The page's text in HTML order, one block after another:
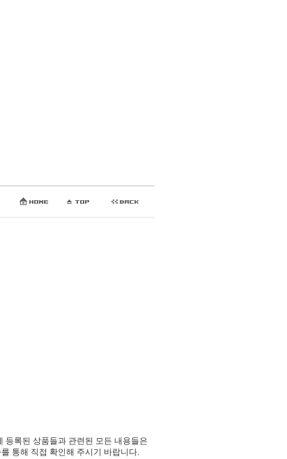
등록된 상품들과 관련된 모든 내용들은
통해 직접 확인해 주시기 바랍니다.​